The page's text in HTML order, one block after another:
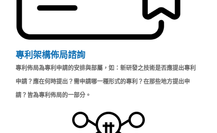
專利架構佈局諮詢
專利佈局為專利申請的安排與部屬，如：新研發之技術是否應提出專利
申請？應在何時提出？需申請哪一種形式的專利？在那些地方提出申
請？皆為專利佈局的一部分。